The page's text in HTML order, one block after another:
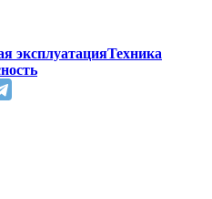
эксплуатацияТехника